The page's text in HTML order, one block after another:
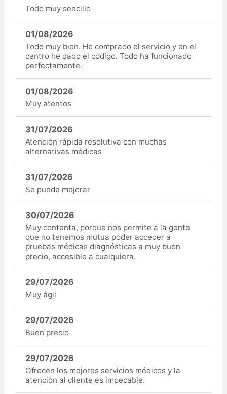
Todo muy sencillo
01/08/2026
Todo muy bien. He comprado el servicio y en el
centro he dado el código. Todo ha funcionado
perfectamente.
01/08/2026
Muy atentos
31/07/2026
Atención rápida resolutiva con muchas
alternativas médicas
31/07/2026
Se puede mejorar
30/07/2026
Muy contenta, porque nos permite a la gente
que no tenemos mutua poder acceder a
pruebas médicas diagnósticas a muy buen
precio, accesible a cualquiera.
29/07/2026
Muy ágil
29/07/2026
Buen precio
29/07/2026
Ofrecen los mejores servicios médicos y la
atención al cliente es impecable.